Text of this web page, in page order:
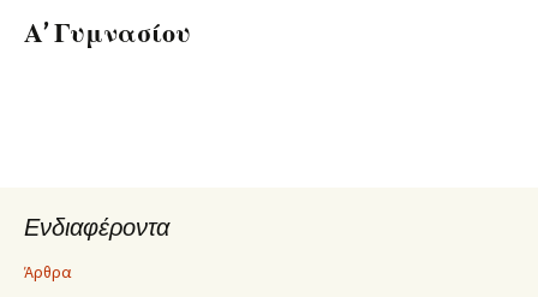
Α’ Γυμνασίου
Ενδιαφέροντα
Άρθρα